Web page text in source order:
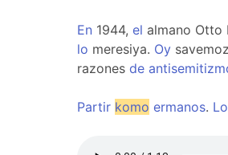
En 1944, el almano Otto
lo meresiya. Oy savemoz
razones de
Partir komo ermanos. Lo